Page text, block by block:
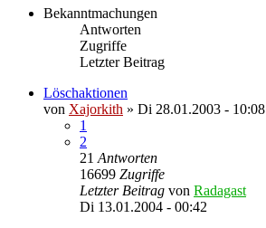
Bekanntmachungen
Antworten
Zugriffe
Letzter Beitrag
Löschaktionen
von Xajorkith » Di 28.01.2003 - 10:08
1
2
21 Antworten
16699 Zugriffe
Letzter Beitrag von Radagast
Di 13.01.2004 - 00:42